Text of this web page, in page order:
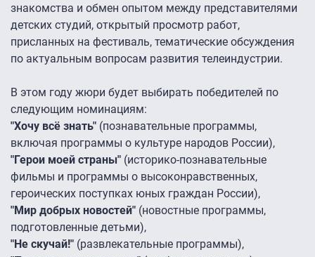
знакомства и обмен опытом между представителями
детских студий, открытый просмотр работ,
присланных на фестиваль, тематические обсуждения
по актуальным вопросам развития телеиндустрии.
В этом году жюри будет выбирать победителей по
следующим номинациям:
"Хочу всё знать" (познавательные программы,
включая программы о культуре народов России),
"Герои моей страны" (историко-познавательные
фильмы и программы о высоконравственных,
героических поступках юных граждан России),
"Мир добрых новостей" (новостные программы,
подготовленные детьми),
"Не скучай!" (развлекательные программы),